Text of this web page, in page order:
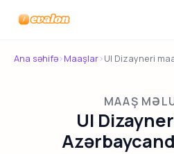
Evalon
Ana səhifə›Maaşlar›UI Dizayneri
MAAŞ
UI